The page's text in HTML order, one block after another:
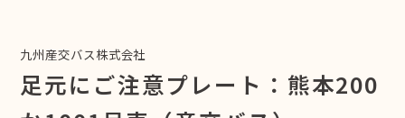
九州産交バス株式会社
足元にご注意プレート：熊本200